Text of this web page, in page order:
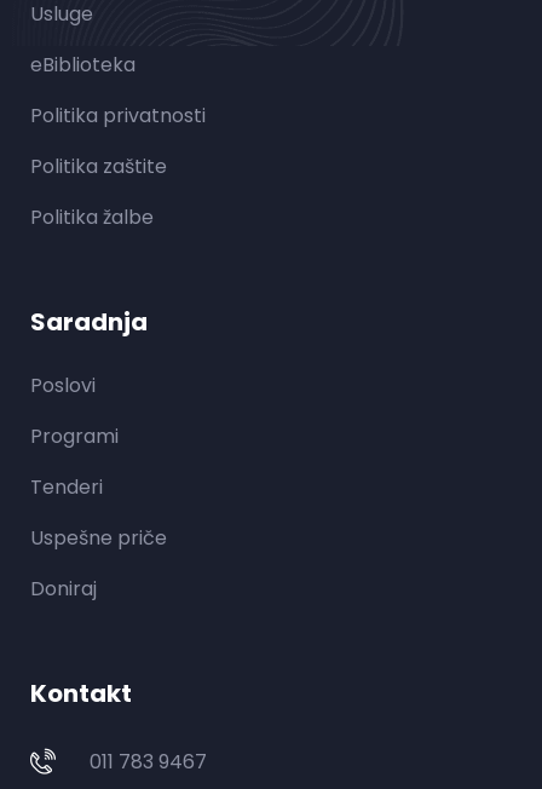
Usluge
eBiblioteka
Politika privatnosti
Politika zaštite
Politika žalbe
Saradnja
Poslovi
Programi
Tenderi
Uspešne priče
Doniraj
Kontakt
011 783 9467